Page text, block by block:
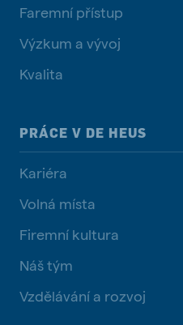
Faremní přístup
Výzkum a vývoj
Kvalita
PRÁCE V DE HEUS
Kariéra
Volná místa
Firemní kultura
Náš tým
Vzdělávání a rozvoj